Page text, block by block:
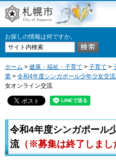
札幌市
お探しの情報は何ですか。
ホーム > 健康・福祉・子育て > 子育て >
業 > 令和4年度シンガポール少年少女交
女オンライン交流
令和4年度シンガポール
流（※募集は終了しまし